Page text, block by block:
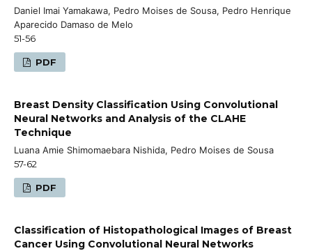
Daniel Imai Yamakawa, Pedro Moises de Sousa, Pedro Henrique
Aparecido Damaso de Melo
51-56
PDF
Breast Density Classification Using Convolutional
Neural Networks and Analysis of the CLAHE
Technique
Luana Amie Shimomaebara Nishida, Pedro Moises de Sousa
57-62
PDF
Classification of Histopathological Images of Breast
Cancer Using Convolutional Neural Networks